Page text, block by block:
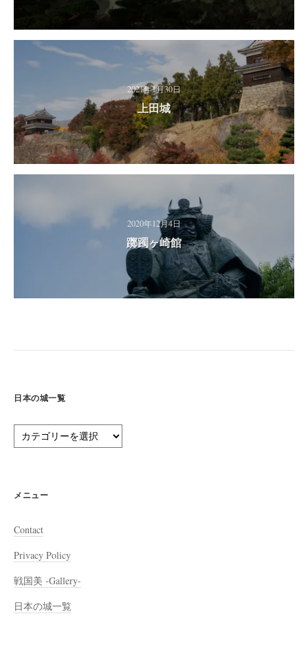
2021年1月30日
上田城
2020年12月4日
躑躅ヶ崎館
日本の城一覧
本
一
メニュー
Contact
Privacy Policy
戦国美 -Gallery-
日本の城一覧